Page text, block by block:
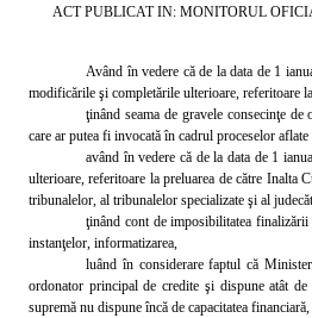
ACT PUBLICAT IN: MONITORUL
Având în vedere că de la data de 1
modificările şi completările ulterioare, referitoare
ţinând seama de gravele consecinţe
care ar putea fi invocată în cadrul proceselor
având în vedere că de la data de 1
ulterioare, referitoare la preluarea de către Inalta
tribunalelor, al tribunalelor specializate şi al judecăt
ţinând cont de imposibilitatea
instanţelor, informatizarea,
luând în considerare faptul că
ordonator principal de credite şi dispune atât
supremă nu dispune încă de capacitatea